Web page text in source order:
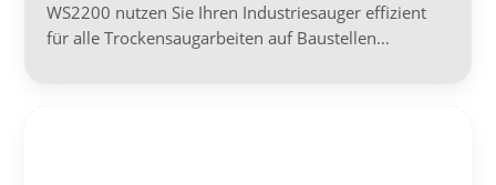
WS2200 nutzen Sie Ihren Industriesauger effizient
für alle Trockensaugarbeiten auf Baustellen…